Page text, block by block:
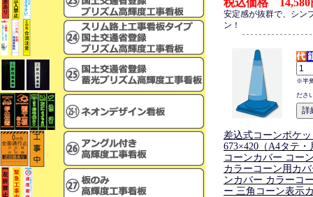
税込価格 14,580
安定感が抜群で、シン
ン！
※半
ださ
差込式コーンポケ
673×420（A4タテ
コーンカバー コー
カラーコーン用カ
ンカバー カラーコ
ー 三角コーン表示